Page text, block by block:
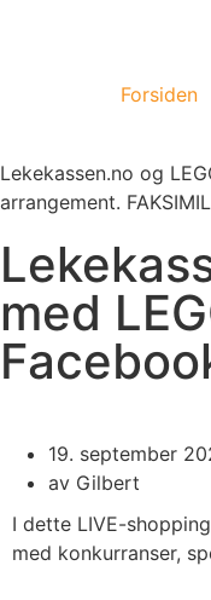
Forsiden
Lekekassen.no og
arrangement.
med
19. september
av Gilbert
I dette LIVE-
med konkurranser,